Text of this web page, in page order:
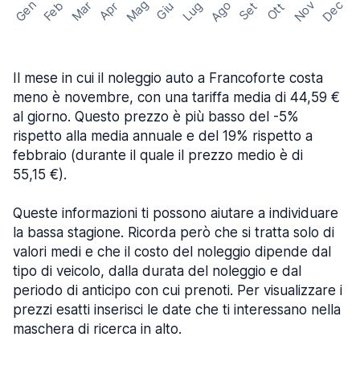
Gen Feb Mar Apr Mag Giu Lug Ago Set Ott Nov Dec
Il mese in cui il noleggio auto a Francoforte costa
meno è novembre, con una tariffa media di 44,59 €
al giorno. Questo prezzo è più basso del -5%
rispetto alla media annuale e del 19% rispetto a
febbraio (durante il quale il prezzo medio è di
55,15 €).
Queste informazioni ti possono aiutare a individuare
la bassa stagione. Ricorda però che si tratta solo di
valori medi e che il costo del noleggio dipende dal
tipo di veicolo, dalla durata del noleggio e dal
periodo di anticipo con cui prenoti. Per visualizzare i
prezzi esatti inserisci le date che ti interessano nella
maschera di ricerca in alto.